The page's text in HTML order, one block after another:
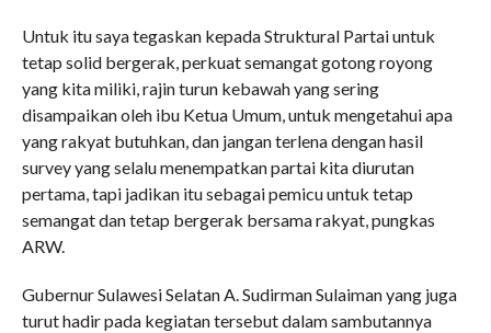
Untuk itu saya tegaskan kepada Struktural Partai untuk
tetap solid bergerak, perkuat semangat gotong royong
yang kita miliki, rajin turun kebawah yang sering
disampaikan oleh ibu Ketua Umum, untuk mengetahui apa
yang rakyat butuhkan, dan jangan terlena dengan hasil
survey yang selalu menempatkan partai kita diurutan
pertama, tapi jadikan itu sebagai pemicu untuk tetap
semangat dan tetap bergerak bersama rakyat, pungkas
ARW.
Gubernur Sulawesi Selatan A. Sudirman Sulaiman yang juga
turut hadir pada kegiatan tersebut dalam sambutannya